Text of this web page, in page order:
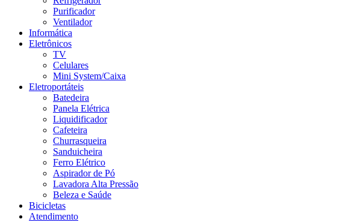
Purificador
Ventilador
Informática
Eletrônicos
TV
Celulares
Mini System/Caixa
Eletroportáteis
Batedeira
Panela Elétrica
Liquidificador
Cafeteira
Churrasqueira
Sanduicheira
Ferro Elétrico
Aspirador de Pó
Lavadora Alta Pressão
Beleza e Saúde
Bicicletas
Atendimento